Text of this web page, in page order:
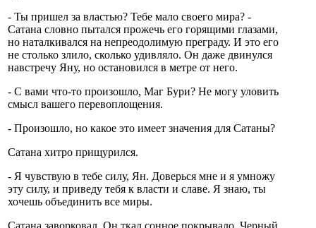
- Ты пришел за властью? Тебе мало своего мира? -
Сатана словно пытался прожечь его горящими глазами,
но наталкивался на непреодолимую преграду. И это его
не столько злило, сколько удивляло. Он даже двинулся
навстречу Яну, но остановился в метре от него.
- С вами что-то произошло, Маг Бури? Не могу уловить
смысл вашего перевоплощения.
- Произошло, но какое это имеет значения для Сатаны?
Сатана хитро прищурился.
- Я чувствую в тебе силу, Ян. Доверься мне и я умножу
эту силу, и приведу тебя к власти и славе. Я знаю, ты
хочешь объединить все миры.